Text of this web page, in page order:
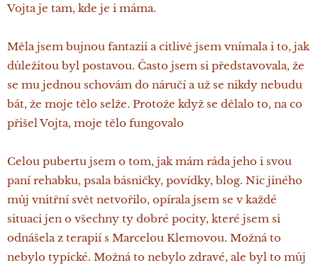
Vojta je tam, kde je i máma.
Měla jsem bujnou fantazii a citlivě jsem vnímala i to, jak
důležitou byl postavou. Často jsem si představovala, že
se mu jednou schovám do náručí a už se nikdy nebudu
bát, že moje tělo selže. Protože když se dělalo to, na co
přišel Vojta, moje tělo fungovalo
Celou pubertu jsem o tom, jak mám ráda jeho i svou
paní rehabku, psala básničky, povídky, blog. Nic jiného
můj vnitřní svět netvořilo, opírala jsem se v každé
situaci jen o všechny ty dobré pocity, které jsem si
odnášela z terapií s Marcelou Klemovou. Možná to
nebylo typické. Možná to nebylo zdravé, ale byl to můj